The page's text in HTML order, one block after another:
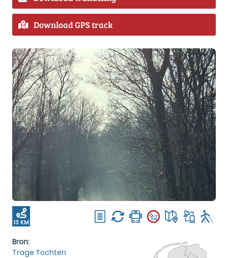
Download GPS track
13 KM
Bron:
Trage Tochten